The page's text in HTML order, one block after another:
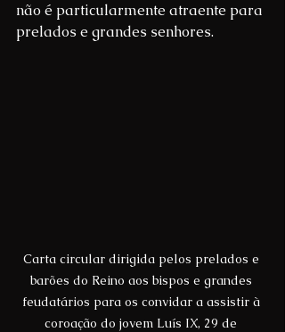
não é particularmente atraente para
prelados e grandes senhores.
Carta circular dirigida pelos prelados e
barões do Reino aos bispos e grandes
feudatários para os convidar a assistir à
coroação do jovem Luís IX, 29 de